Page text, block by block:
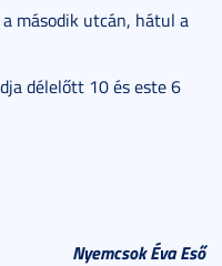
második utcán, hátul a
délelőtt 10 és este 6
Nyemcsok Éva Eső